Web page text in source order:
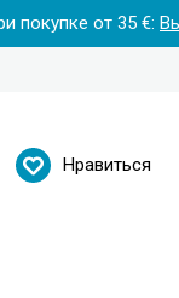
покупке от 35 €:
Нравиться